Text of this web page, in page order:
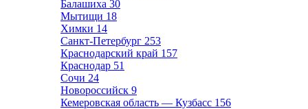
Балашиха 30
Мытищи 18
Химки 14
Санкт-Петербург 253
Краснодарский край 157
Краснодар 51
Сочи 24
Новороссийск 9
Кемеровская область — Кузбасс 156